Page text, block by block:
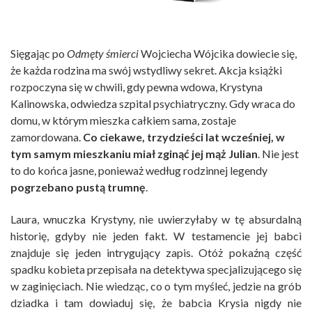
Sięgając po Odmęty śmierciWojciecha Wójcika dowiecie się,
że każda rodzina ma swój wstydliwy sekret. Akcja książki
rozpoczyna się w chwili, gdy pewna wdowa, Krystyna
Kalinowska, odwiedza szpital psychiatryczny. Gdy wraca do
domu, w którym mieszka całkiem sama, zostaje
zamordowana. Co ciekawe, trzydzieści lat wcześniej, w
tym samym mieszkaniu miał zginąć jej mąż Julian. Nie jest
to do końca jasne, ponieważ według rodzinnej legendy
pogrzebano pustą trumnę.
Laura, wnuczka Krystyny, nie uwierzyłaby w tę absurdalną
historię, gdyby nie jeden fakt. W testamencie jej babci
znajduje się jeden intrygujący zapis. Otóż pokaźną część
spadku kobieta przepisała na detektywa specjalizującego się
w zaginięciach. Nie wiedząc, co o tym myśleć, jedzie na grób
dziadka i tam dowiaduj się, że babcia Krysia nigdy nie